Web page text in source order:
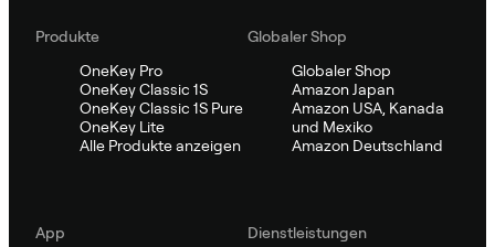
Produkte
OneKey Pro
OneKey Classic 1S
OneKey Classic 1S Pure
OneKey Lite
Alle Produkte anzeigen
Globaler Shop
Globaler Shop
Amazon Japan
Amazon USA, Kanada
und Mexiko
Amazon Deutschland
App
Dienstleistungen